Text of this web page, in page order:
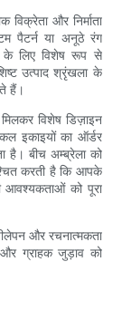
और निर्माता
पैटर्न या अनूठे रंग
के लिए विशेष रूप से
उत्पाद श्रृंखला के
हैं।
विशेष डिज़ाइन
इकाइयों का ऑर्डर
है। बीच अम्ब्रेला को
करती है कि आपके
आवश्यकताओं को पूरा
और रचनात्मकता
और ग्राहक जुड़ाव को